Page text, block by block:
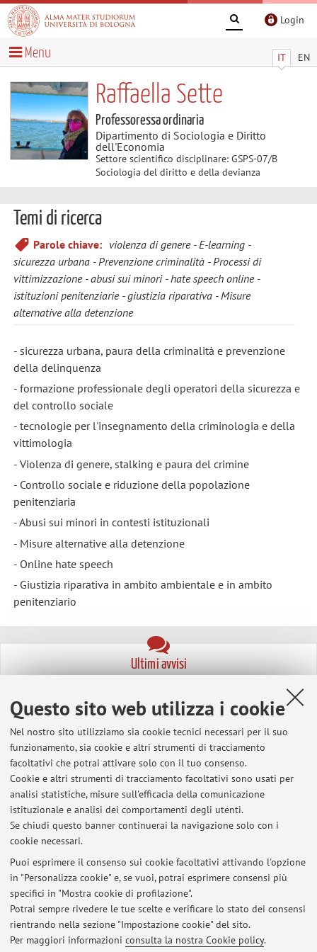
Questo sito web utilizza i cookie
Nel nostro sito utilizziamo sia cookie tecnici necessari per il suo
funzionamento, sia cookie e altri strumenti di tracciamento
facoltativi che potrai attivare solo con il tuo consenso.
Cookie e altri strumenti di tracciamento facoltativi sono usati per
analisi statistiche, misure sull'efficacia della comunicazione
istituzionale e analisi dei comportamenti degli utenti.
Se chiudi questo banner continuerai la navigazione solo con i
cookie necessari.
Puoi esprimere il consenso sui cookie facoltativi attivando l'opzione
in "Personalizza cookie" e, se vuoi, potrai esprimere consensi più
specifici in "Mostra cookie di profilazione".
Potrai sempre rivedere le tue scelte e verificare lo stato dei consensi
rientrando nella sezione "Impostazione cookie" del sito.
Per maggiori informazioni consulta la nostra Cookie policy.
Login
IT EN
Menu
Raffaella Sette
Professoressa ordinaria
Dipartimento di Sociologia e Diritto
dell'Economia
Settore scientifico disciplinare: GSPS-07/B
Sociologia del diritto e della devianza
Temi di ricerca
Parole chiave: violenza di genere
E-learning
sicurezza urbana
Prevenzione criminalità
Processi di
vittimizzazione
abusi sui minori
hate speech online
istituzioni penitenziarie
giustizia riparativa
Misure
alternative alla detenzione
- sicurezza urbana, paura della criminalità e prevenzione
della delinquenza
- formazione professionale degli operatori della sicurezza e
del controllo sociale
- tecnologie per l'insegnamento della criminologia e della
vittimologia
- Violenza di genere, stalking e paura del crimine
- Controllo sociale e riduzione della popolazione
penitenziaria
- Abusi sui minori in contesti istituzionali
- Misure alternative alla detenzione
- Online hate speech
- Giustizia riparativa in ambito ambientale e in ambito
penitenziario
Ultimi avvisi
Pubblicato il: 11 novembre 2020
Tutti gli avvisi
In evidenza
Agli albori della criminologia scientifica: Raffaele Garofalo
Agli albori della criminologia scientifica: Cesare Lombroso
Agli albori della criminologia scientifica: Jeremy Bentham